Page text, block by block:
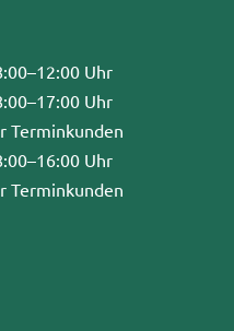
Uhr
Uhr
Terminkunden
Uhr
Terminkunden